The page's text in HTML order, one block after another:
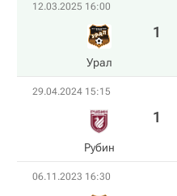
12.03.2025 16:00
Урал
1
29.04.2024 15:15
Рубин
1
06.11.2023 16:30